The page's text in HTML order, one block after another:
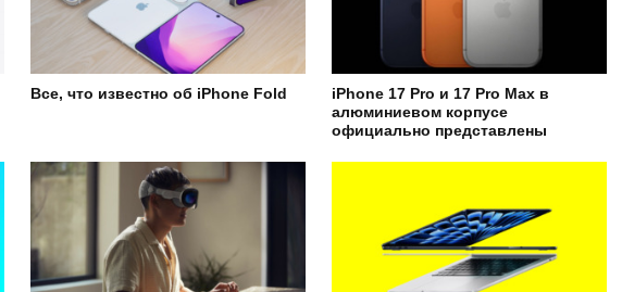
Все, что известно об iPhone Fold
iPhone 17 Pro и 17 Pro Max в
алюминиевом корпусе
официально представлены